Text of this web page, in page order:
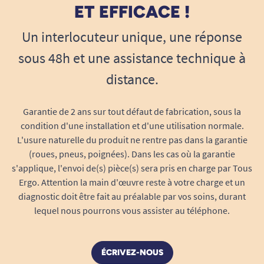
rendu propre et la facilité de pose le rendent
incontournable pour tout commerce ou lieu
public soucieux de son image.
Le sticker n’est pas livré avec le carillon d’alerte :
il vient s’ajouter à votre signalétique, à placer
l’utilisateur puisse rapidement demander la
pose de la rampe mobile.
Pourquoi choisir ce sticker souple
“Appel rampe d’accès” ?
Facile à poser, repositionnable sans trace à
l’enlèvement.
Solution économique pour se mettre en
même pour un petit commerce ou un point
ET EFFICACE !
Un interlocuteur unique, une réponse
sous 48h et une assistance technique à
distance.
Garantie de 2 ans sur tout défaut de fabrication, sous la
condition d'une installation et d'une utilisation normale.
L'usure naturelle du produit ne rentre pas dans la garantie
(roues, pneus, poignées). Dans les cas où la garantie
s'applique, l'envoi de(s) pièce(s) sera pris en charge par Tous
Ergo. Attention la main d'œuvre reste à votre charge et un
diagnostic doit être fait au préalable par vos soins, durant
lequel nous pourrons vous assister au téléphone.
ÉCRIVEZ-NOUS